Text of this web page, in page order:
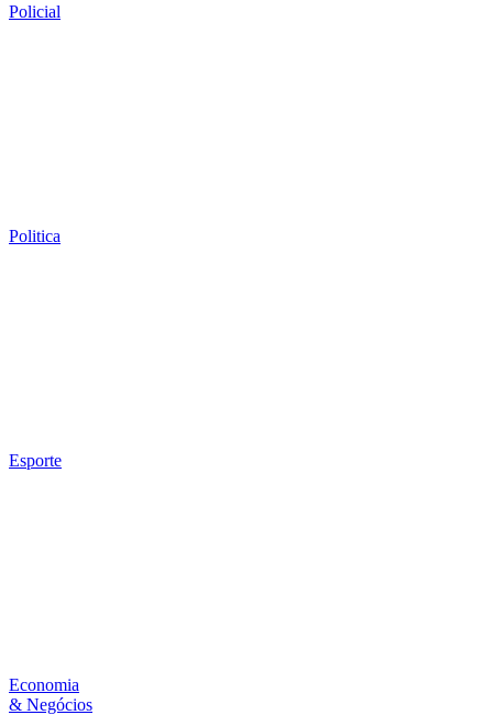
Policial
Politica
Esporte
Economia
& Negócios